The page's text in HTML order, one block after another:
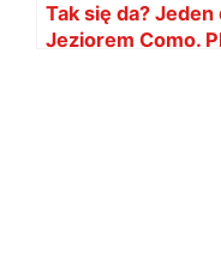
Tak się da? Jeden
Jeziorem Como.